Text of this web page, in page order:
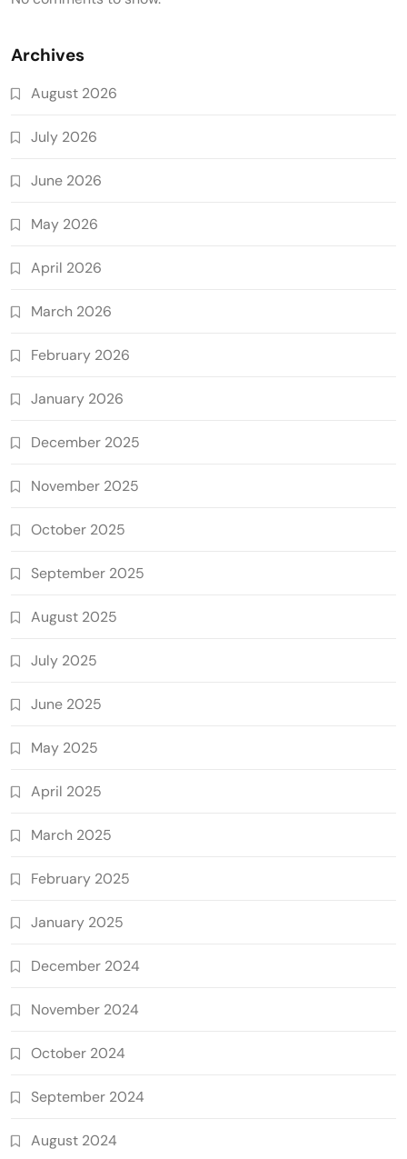
Archives
August 2026
July 2026
June 2026
May 2026
April 2026
March 2026
February 2026
January 2026
December 2025
November 2025
October 2025
September 2025
August 2025
July 2025
June 2025
May 2025
April 2025
March 2025
February 2025
January 2025
December 2024
November 2024
October 2024
September 2024
August 2024